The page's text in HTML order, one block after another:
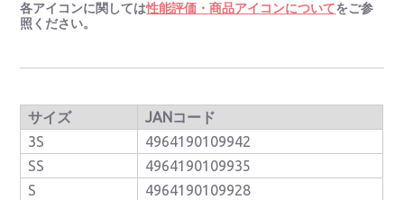
各アイコンに関しては性能評価・商品アイコンについてをご参
照ください。
サイズ
JANコード
3S
4964190109942
SS
4964190109935
S
4964190109928